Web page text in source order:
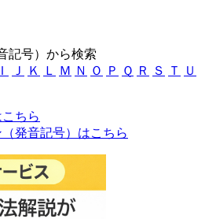
記号）から検索
Ｉ Ｊ Ｋ Ｌ Ｍ Ｎ Ｏ Ｐ Ｑ Ｒ Ｓ Ｔ
Ｕ
ちら
発音記号）はこちら